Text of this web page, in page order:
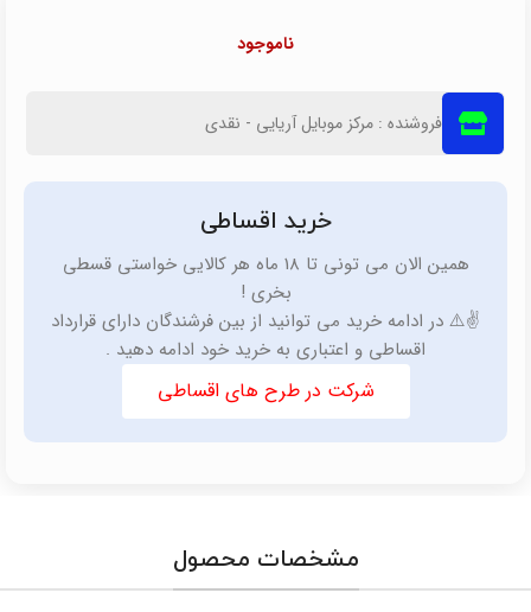
ناموجود
فروشنده : مرکز موبایل آریایی - نقدی
خرید اقساطی
همین الان می تونی تا 18 ماه هر کالایی خواستی قسطی
بخری !
✌️⚠️ در ادامه خرید می توانید از بین فرشندگان دارای قرارداد
اقساطی و اعتباری به خرید خود ادامه دهید .
شرکت در طرح های اقساطی
مشخصات محصول